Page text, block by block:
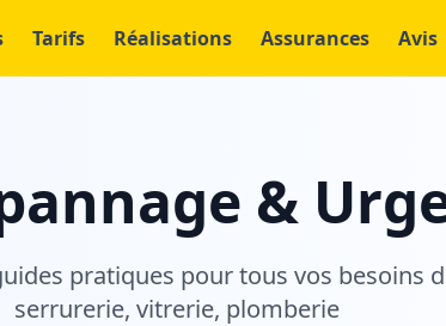
Tarifs Réalisations Assurances Avis
&
pratiques pour tous vos besoins
serrurerie, vitrerie, plomberie